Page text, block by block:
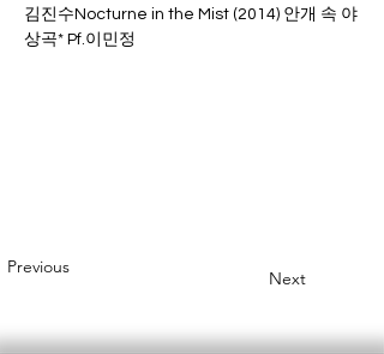
김진수Nocturne in the Mist (2014) 안개 속 야
상곡* Pf.이민정
Previous
Next